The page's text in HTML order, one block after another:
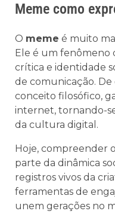
Meme como
O meme é muito
Ele é um
crítica e identidade
de comunicação.
conceito filosófico,
internet, tornando-
da cultura digital.
Hoje, compreender
parte da dinâmica
registros vivos da
ferramentas de
unem gerações no